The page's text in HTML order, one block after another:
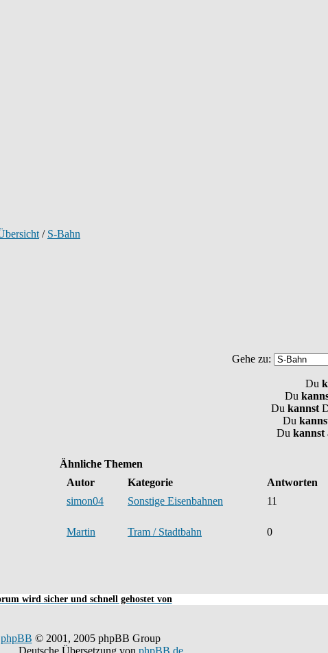
/ S-Bahn
Gehe zu:
Du
Du
Du kannst
Du
Du kannst
Ähnliche Themen
Autor Kategorie Antworten
simon04 Sonstige Eisenbahnen 11
Martin Tram / Stadtbahn 0
wird sicher und schnell gehostet von
phpBB © 2001, 2005 phpBB Group
Deutsche Übersetzung von phpBB.de